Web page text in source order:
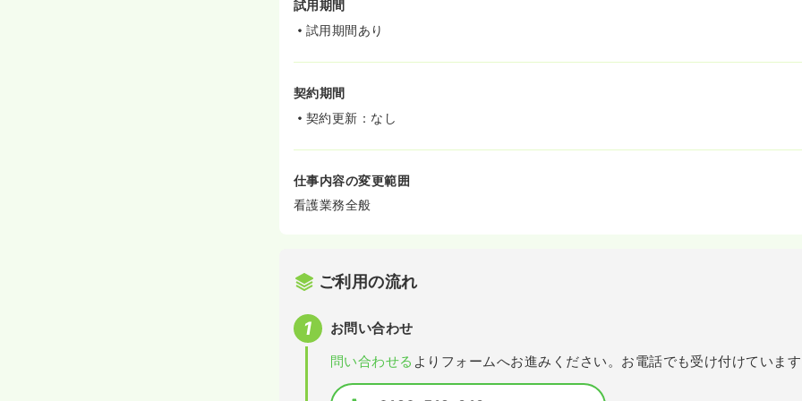
試用期間
試用期間あり
契約期間
契約更新：なし
仕事内容の変更範囲
看護業務全般
ご利用の流れ
お問い合わせ
問い合わせる よりフォームへお進みください。お電話でも受け付けていま